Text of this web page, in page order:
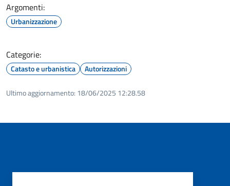
Argomenti:
Urbanizzazione
Categorie:
Catasto e urbanistica Autorizzazioni
Ultimo aggiornamento: 18/06/2025 12:28.58